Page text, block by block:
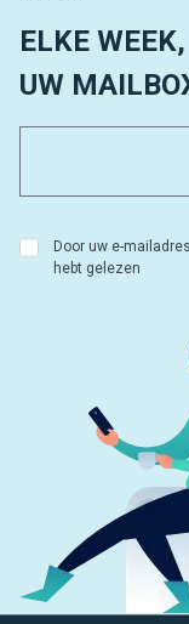
ELKE
UW
Door uw e-
hebt gelezen